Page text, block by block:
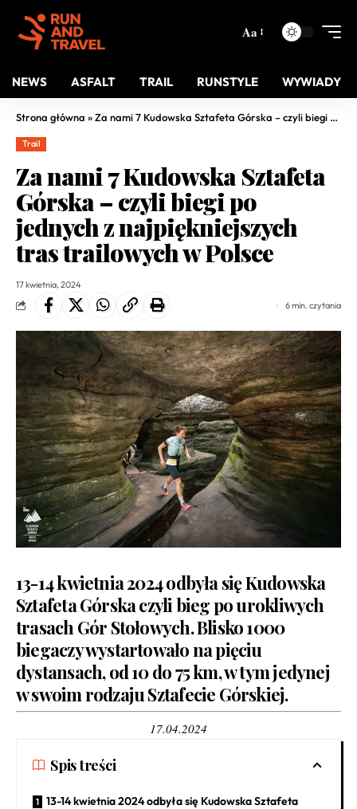
Aa
NEWS ASFALT TRAIL RUNSTYLE WYWIADY
Strona główna »Za nami 7 Kudowska Sztafeta Górska – czyli biegi po jednych z najpiękniejszych tras trailowych w Polsce
Trail
Za nami 7 Kudowska Sztafeta
Górska – czyli biegi po
jednych z najpiękniejszych
tras trailowych w Polsce
17 kwietnia, 2024
6 min. czytania
13-14 kwietnia 2024 odbyła się Kudowska
Sztafeta Górska czyli bieg po urokliwych
trasach Gór Stołowych. Blisko 1000
biegaczy wystartowało na pięciu
dystansach, od 10 do 75 km, w tym jedynej
w swoim rodzaju Sztafecie Górskiej.
17.04.2024
Spis treści
13-14 kwietnia 2024 odbyła się Kudowska Sztafeta